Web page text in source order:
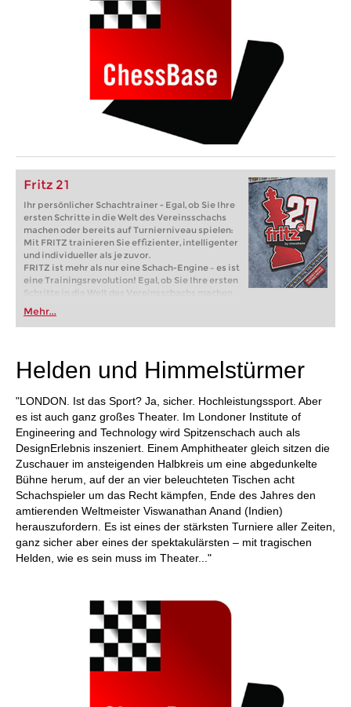
Fritz 21
Ihr persönlicher Schachtrainer - Egal, ob Sie Ihre
ersten Schritte in die Welt des Vereinsschachs
machen oder bereits auf Turnierniveau spielen:
Mit FRITZ trainieren Sie effizienter, intelligenter
und individueller als je zuvor.
FRITZ ist mehr als nur eine Schach-Engine – es ist
eine Trainingsrevolution! Egal, ob Sie Ihre ersten
Schritte in die Welt des Vereinsschachs machen
oder bereits auf Turnierniveau spielen: Mit
FRITZ trainieren Sie effizienter, intelligenter und
individueller als je zuvor.
Mehr...
Helden und Himmelstürmer
"LONDON. Ist das Sport? Ja, sicher. Hochleistungssport. Aber
es ist auch ganz großes Theater. Im Londoner Institute of
Engineering and Technology wird Spitzenschach auch als
DesignErlebnis inszeniert. Einem Amphitheater gleich sitzen die
Zuschauer im ansteigenden Halbkreis um eine abgedunkelte
Bühne herum, auf der an vier beleuchteten Tischen acht
Schachspieler um das Recht kämpfen, Ende des Jahres den
amtierenden Weltmeister Viswanathan Anand (Indien)
herauszufordern. Es ist eines der stärksten Turniere aller Zeiten,
ganz sicher aber eines der spektakulärsten – mit tragischen
Helden, wie es sein muss im Theater..."